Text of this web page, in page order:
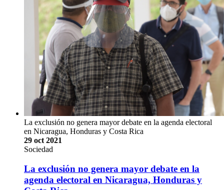
La exclusión no genera mayor debate en la agenda electoral
en Nicaragua, Honduras y Costa Rica
29 oct 2021
Sociedad
La exclusión no genera mayor debate en la
agenda electoral en Nicaragua, Honduras y